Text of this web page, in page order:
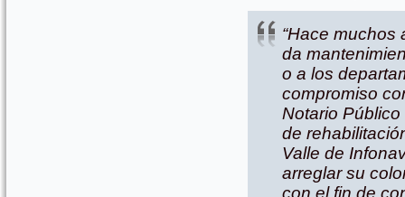
“Hace
da
o a los
compromiso
Notario
de
Valle de
arreglar su
con el fin de